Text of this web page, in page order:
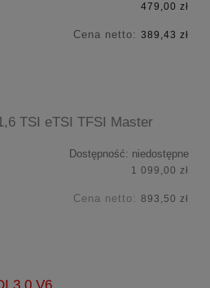
479,00 zł
Cena netto: 389,43 zł
TSI eTSI TFSI Master
Dostępność: niedostępne
1 099,00 zł
Cena netto: 893,50 zł